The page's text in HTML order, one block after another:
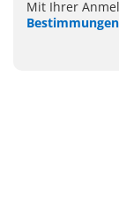
Mit Ihrer
Bestimmungen